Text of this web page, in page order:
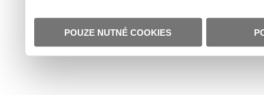
POUZE NUTNÉ COOKIES